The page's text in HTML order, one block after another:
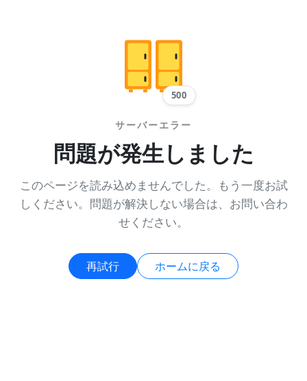
500
サーバーエラー
問題が発生しました
このページを読み込めませんでした。もう一度お試
しください。問題が解決しない場合は、お問い合わ
せください。
再試行 ホームに戻る